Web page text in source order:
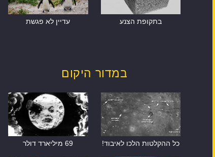
בתקופת הצנע עדיין לא פגשת
במדור היקום
כל ההקלטות הלכו לאיבוד! 69 מיליארד דולר